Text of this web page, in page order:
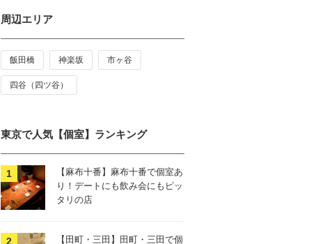
周辺エリア
飯田橋 神楽坂 市ヶ谷
四谷（四ツ谷）
東京で人気【個室】ランキング
【麻布十番】麻布十番で個室あ
り！デートにも飲み会にもピッ
タリの店
【田町・三田】田町・三田で個